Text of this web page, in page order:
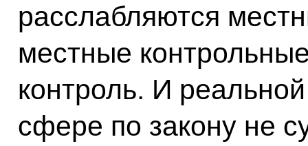
расслабляются
местные
контроль. И
сфере по закону не